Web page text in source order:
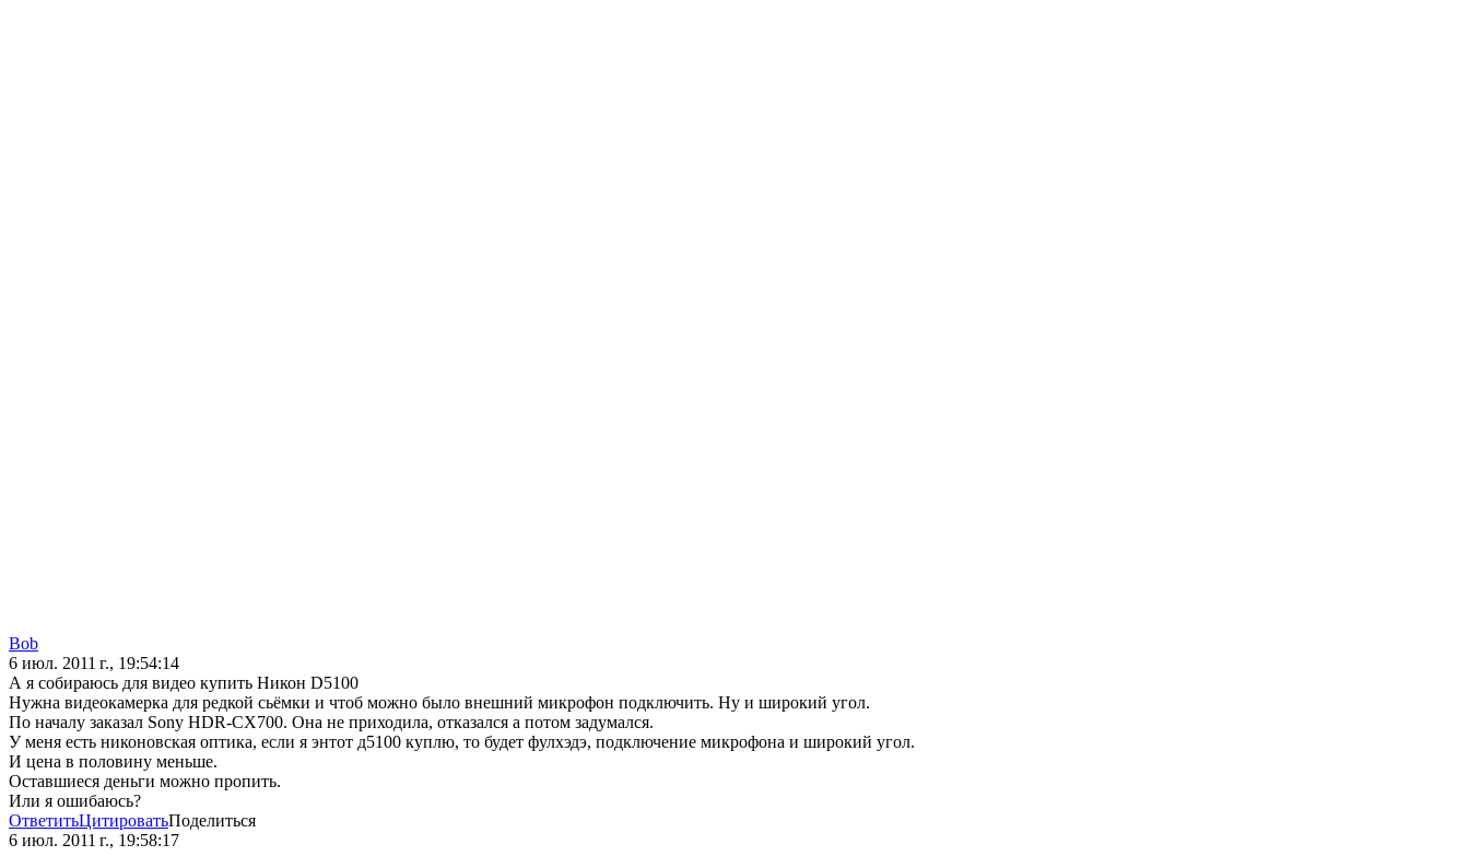
Bob
6 июл. 2011 г., 19:54:14
А я собираюсь для видео купить Никон D5100
Нужна видеокамерка для редкой сьёмки и чтоб можно было внешний микрофон подключить. Ну и широкий угол.
По началу заказал Sony HDR-CX700. Она не приходила, отказался а потом задумался.
У меня есть никоновская оптика, если я энтот д5100 куплю, то будет фулхэдэ, подключение микрофона и широкий угол.
И цена в половину меньше.
Оставшиеся деньги можно пропить.
Или я ошибаюсь?
ОтветитьЦитироватьПоделиться
6 июл. 2011 г., 19:58:17